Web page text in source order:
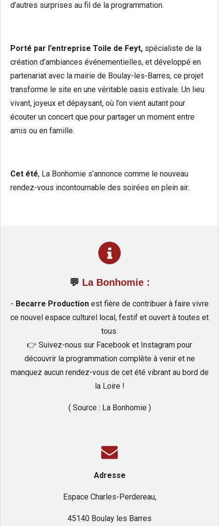
d’autres surprises au fil de la programmation.
Porté par l’entreprise Toile de Feyt, spécialiste de la
création d’ambiances événementielles, et développé en
partenariat avec la mairie de Boulay-les-Barres, ce projet
transforme le site en une véritable oasis estivale. Un lieu
vivant, joyeux et dépaysant, où l’on vient autant pour
écouter un concert que pour partager un moment entre
amis ou en famille.
Cet été, La Bonhomie s’annonce comme le nouveau
rendez-vous incontournable des soirées en plein air.
💬 La Bonhomie:
- Becarre Productionest fière de contribuer à faire vivre
ce nouvel espace culturel local, festif et ouvert à toutes et
tous.
👉 Suivez-nous sur Facebook et Instagram pour
découvrir la programmation complète à venir et ne
manquez aucun rendez-vous de cet été vibrant au bord de
la Loire !
( Source : La Bonhomie )
Adresse
Espace Charles-Perdereau,
45140 Boulay les Barres